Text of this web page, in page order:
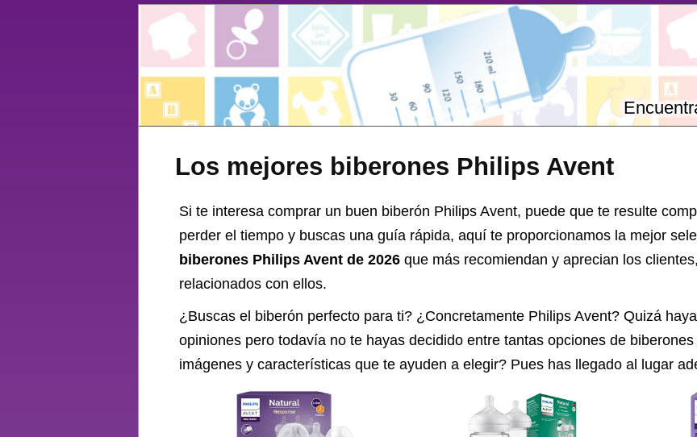
Los mejores biberones Philips Avent
Si te interesa comprar un buen biberón Philips Avent, puede que te resulte
perder el tiempo y buscas una guía rápida, aquí te proporcionamos la mejor
biberones Philips Avent de 2026 que más recomiendan y aprecian los
relacionados con ellos.
¿Buscas el biberón perfecto para ti? ¿Concretamente Philips Avent? Quizá
opiniones pero todavía no te hayas decidido entre tantas opciones de
imágenes y características que te ayuden a elegir? Pues has llegado al lugar